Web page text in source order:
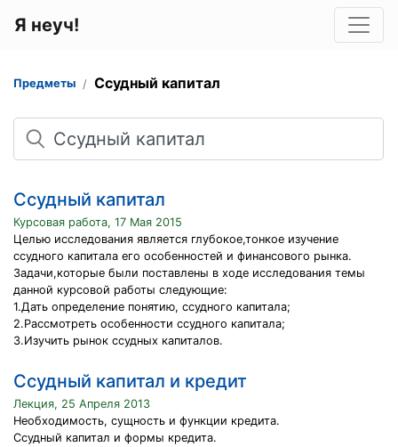
Я неуч!
Предметы Ссудный капитал
Поиск
Ссудный капитал
Курсовая работа, 17 Мая 2015
Целью исследования является глубокое,тонкое изучение
ссудного капитала его особенностей и финансового рынка.
Задачи,которые были поставлены в ходе исследования темы
данной курсовой работы следующие:
1.Дать определение понятию, ссудного капитала;
2.Рассмотреть особенности ссудного капитала;
3.Изучить рынок ссудных капиталов.
Ссудный капитал и кредит
Лекция, 25 Апреля 2013
Необходимость, сущность и функции кредита.
Ссудный капитал и формы кредита.